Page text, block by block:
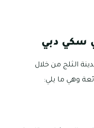
سكي دبي
الثلج من خلال
وهي ما يلي: